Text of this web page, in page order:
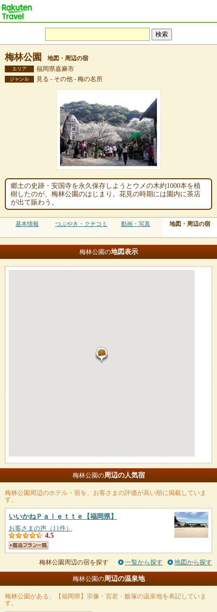
梅林公園 地図・周辺の宿
エリア 福岡県嘉麻市
ジャンル 見る - その他 - 梅の名所
郷土の史跡・安国寺を永久保存しようとウメの木約1000本を植
樹したのが、梅林公園のはじまり。花見の時期には園内に茶店
が出て賑わう。
基本情報 つぶやき・クチコミ 動画・写真 地図・周辺の宿
梅林公園の地図表示
梅林公園の周辺の人気宿
梅林公園 周辺のホテル・宿を、お客さまの評価が高い順に掲載していま
す。
いいかねＰａｌｅｔｔｅ 【福岡県】
お客さまの声（11件）
4.5
梅林公園周辺の宿を探す 一覧から探す 地図から探す
梅林公園の周辺の温泉地
梅林公園 がある、【福岡県】宗像・宮若・飯塚の温泉地を表記していま
す。